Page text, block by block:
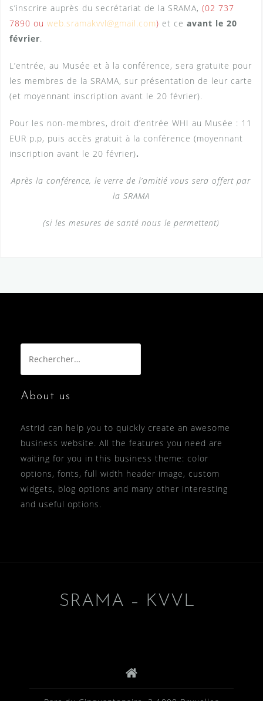
s’inscrire auprès du secrétariat de la SRAMA, (02 737
7890 ou web.sramakvvl@gmail.com) et ce avant le 20
février.
L’entrée, au Musée et à la conférence, sera gratuite pour
les membres de la SRAMA, sur présentation de leur carte
(et moyennant inscription avant le 20 février).
Pour les non-membres, droit d’entrée WHI au Musée : 11
EUR p.p, puis accès gratuit à la conférence (moyennant
inscription avant le 20 février).
Après la conférence, le verre de l’amitié vous sera offert par
la SRAMA
(si les mesures de santé nous le permettent)
About us
Astrid can help you to quickly create an awesome
business website. All the features you need are
waiting for you in this business theme: color
options, fonts, full width header image, custom
widgets, blog options and many other interesting
and useful options.
SRAMA – KVVL